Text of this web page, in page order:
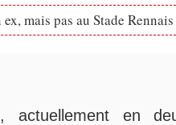
mais pas au Stade Rennais
actuellement en